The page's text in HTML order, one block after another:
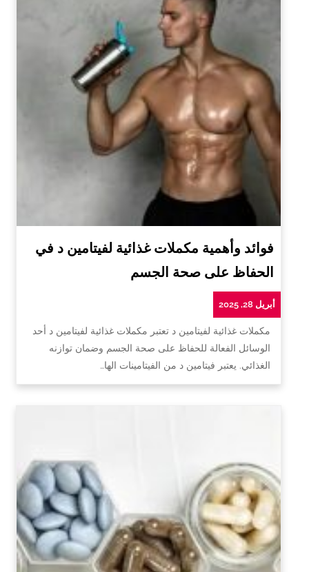
فوائد وأهمية مكملات غذائية لفيتامين د في
الحفاظ على صحة الجسم
أبريل 28, 2025
مكملات غذائية لفيتامين د تعتبر مكملات غذائية لفيتامين د أحد
الوسائل الفعالة للحفاظ على صحة الجسم وضمان توازنه
الغذائي. يعتبر فيتامين د من الفيتامينات الها…